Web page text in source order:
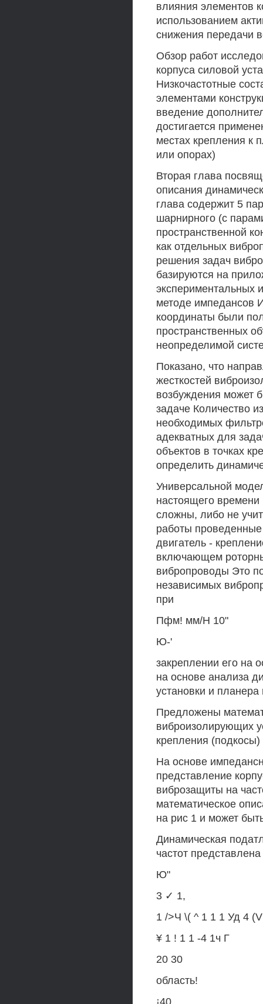
влияния элементов
использованием
снижения передачи
Обзор работ
корпуса силовой
Низкочастотные
элементами
введение
достигается
местах крепления к
или опорах)
Вторая глава
описания
глава содержит 5
шарнирного (с
пространственной
как отдельных
решения задач
базируются на
экспериментальных
методе импедансов
координаты были
пространственных
неопределимой
Показано, что
жесткостей
возбуждения может
задаче Количество
необходимых
адекватных для
объектов в точках
определить
Универсальной
настоящего
сложны, либо не
работы
двигатель -
включающем
вибропроводы Это
независимых
при
Пфм! мм/Н 10"
Ю-'
закреплении его на
на основе анализа
установки и
Предложены
виброизолирующих
крепления (подкосы)
На основе
представление
виброзащиты на
математическое
на рис 1 и может
Динамическая
частот
Ю"
3 ✓ 1,
1 />Ч \( ^ 1 1 1 Уд 4
¥ 1 ! 1 1 -4 1ч Г
20 30
область!
¡40